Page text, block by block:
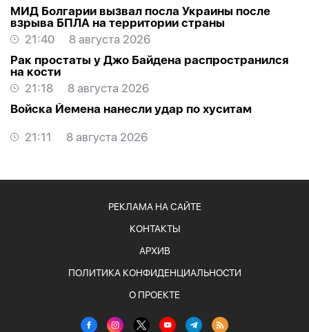
МИД Болгарии вызвал посла Украины после
взрыва БПЛА на территории страны
21:40
8 августа 2026
Рак простаты у Джо Байдена распространился
на кости
21:18
8 августа 2026
Войска Йемена нанесли удар по хуситам
21:11 8 августа 2026
РЕКЛАМА НА САЙТЕ
КОНТАКТЫ
АРХИВ
ПОЛИТИКА КОНФИДЕНЦИАЛЬНОСТИ
О ПРОЕКТЕ